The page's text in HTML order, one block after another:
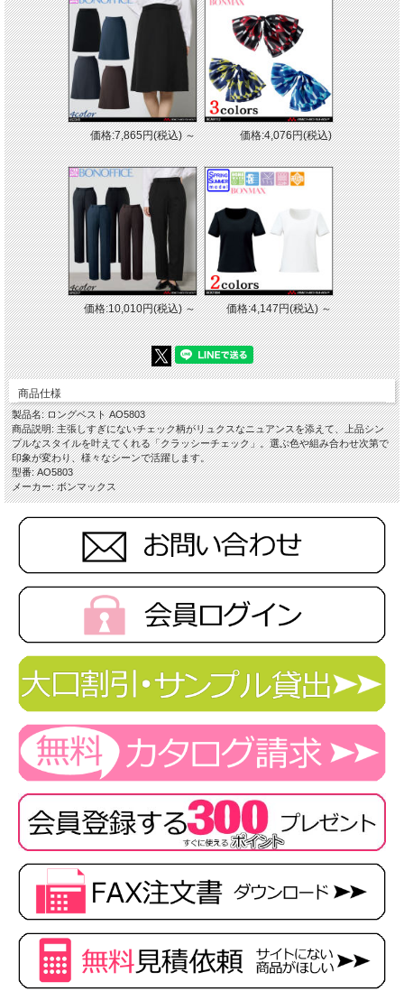
価格:7,865円(税込)～ 価格:4,076円(税込)
価格:10,010円(税込)～ 価格:4,147円(税込)～
商品仕様
製品名: ロングベスト AO5803
商品説明: 主張しすぎにないチェック柄がリュクスなニュアンスを添えて、上品シン
プルなスタイルを叶えてくれる「クラッシーチェック」。選ぶ色や組み合わせ次第で
印象が変わり、様々なシーンで活躍します。
型番: AO5803
メーカー: ボンマックス